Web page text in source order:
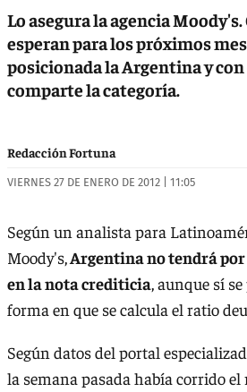
Lo asegura la agencia
esperan para los próximos
posicionada la Argentina y
comparte la categoría.
Redacción Fortuna
VIERNES 27 DE ENERO DE 2012 | 11:05
Según un analista para
Moody's,Argentina no tendrá
en la nota crediticia, aunque sí
forma en que se calcula el ratio
Según datos del portal
la semana pasada había corrido